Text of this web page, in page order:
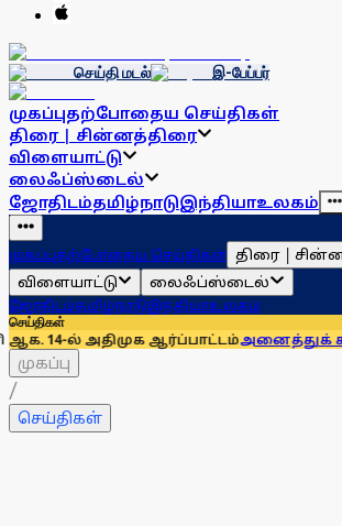
செய்தி மடல் இ-பேப்பர்
முகப்புதற்போதைய செய்திகள்
திரை | சின்னத்திரை
விளையாட்டு
லைஃப்ஸ்டைல்
ஜோதிடம்தமிழ்நாடுஇந்தியாஉலகம்
முகப்புதற்போதைய செய்திகள் திரை |
விளையாட்டு
லைஃப்ஸ்டைல்
ஜோதிடம்தமிழ்நாடுஇந்தியாஉலகம்
செய்திகள்
ஆர்ப்பாட்டம்அனைத்துக் கட்சிக்
முகப்பு
/
செய்திகள்